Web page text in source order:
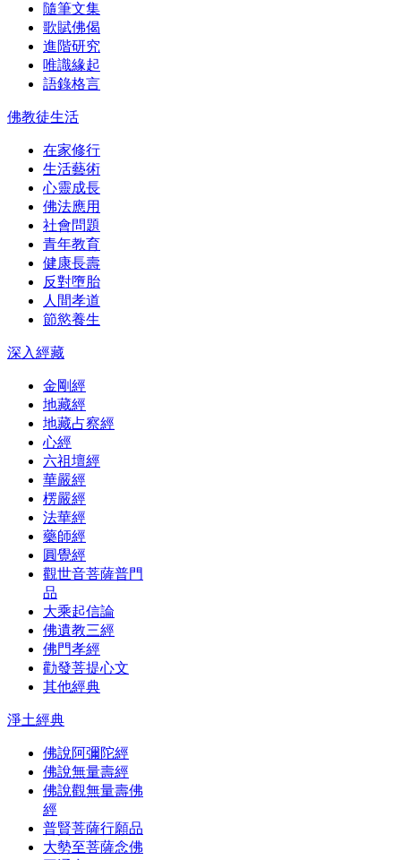
隨筆文集
歌賦佛偈
進階研究
唯識緣起
語錄格言
佛教徒生活
在家修行
生活藝術
心靈成長
佛法應用
社會問題
青年教育
健康長壽
反對墮胎
人間孝道
節慾養生
深入經藏
金剛經
地藏經
地藏占察經
心經
六祖壇經
華嚴經
楞嚴經
法華經
藥師經
圓覺經
觀世音菩薩普門
品
大乘起信論
佛遺教三經
佛門孝經
勸發菩提心文
其他經典
淨土經典
佛說阿彌陀經
佛說無量壽經
佛說觀無量壽佛
經
普賢菩薩行願品
大勢至菩薩念佛